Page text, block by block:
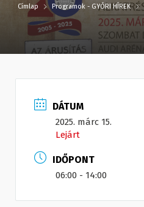
Címlap Programok - GYŐRI HÍREK
DÁTUM
2025. márc 15.
Lejárt
IDŐPONT
06:00 - 14:00